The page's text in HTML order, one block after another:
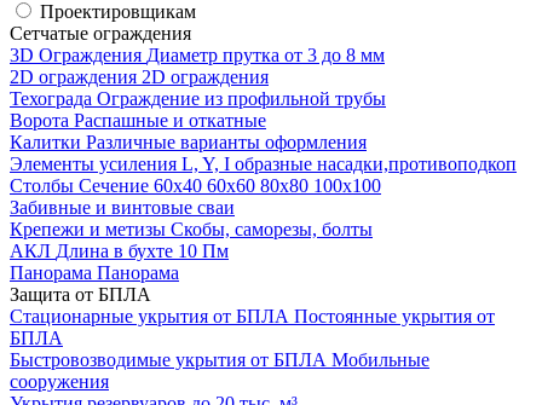
Проектировщикам
Cетчатые ограждения
3D Ограждения Диаметр прутка от 3 до 8 мм
2D ограждения 2D ограждения
Техограда Ограждение из профильной трубы
Ворота Распашные и откатные
Калитки Различные варианты оформления
Элементы усиления L, Y, I образные насадки,противоподкоп
Столбы Сечение 60х40 60х60 80х80 100х100
Забивные и винтовые сваи
Крепежи и метизы Скобы, саморезы, болты
АКЛ Длина в бухте 10 Пм
Панорама Панорама
Защита от БПЛА
Стационарные укрытия от БПЛА Постоянные укрытия от
БПЛА
Быстровозводимые укрытия от БПЛА Мобильные
сооружения